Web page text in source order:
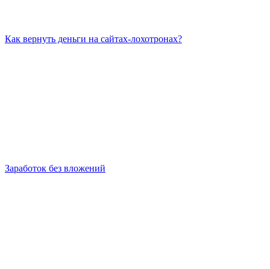
Как вернуть деньги на сайтах-лохотронах?
Заработок без вложений